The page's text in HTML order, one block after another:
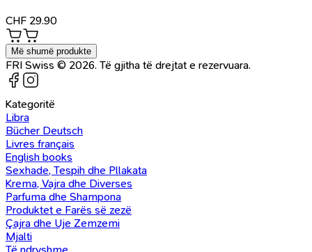
CHF 29.90
Më shumë produkte
FRI Swiss © 2026. Të gjitha të drejtat e rezervuara.
Kategoritë
Libra
Bücher Deutsch
Livres français
English books
Sexhade, Tespih dhe Pllakata
Krema, Vajra dhe Diverses
Parfuma dhe Shampona
Produktet e Farës së zezë
Çajra dhe Uje Zemzemi
Mjalti